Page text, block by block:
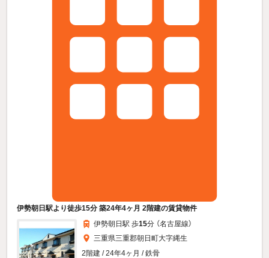
伊勢朝日駅より徒歩15分 築24年4ヶ月 2階建の賃貸物件
伊勢朝日駅 歩15分 （名古屋線）
三重県三重郡朝日町大字縄生
2階建 / 24年4ヶ月 / 鉄骨